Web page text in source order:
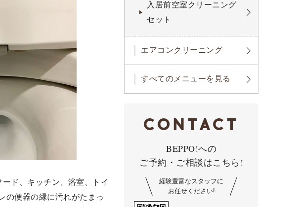
ド、キッチン、浴室、トイ
の便器の縁に汚れがたまっ
入居前空室クリーニング
セット
エアコンクリーニング
すべてのメニューを見る
CONTACT
BEPPO!への
ご予約・ご相談はこちら!
経験豊富なスタッフに
お任せください!